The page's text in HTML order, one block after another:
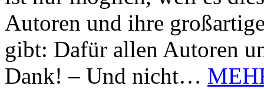
Autoren und ihre
gibt: Dafür allen Autoren
Dank! – Und nicht…